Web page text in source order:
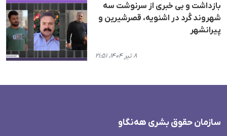
بازداشت و بی خبری از سرنوشت سە
شهروند کُرد در اشنویە، قصرشیرین و
پیرانشهر
۸ تیر ۱۴۰۴، ۲۱:۵۱
سازمان حقوق بشری هەنگاو